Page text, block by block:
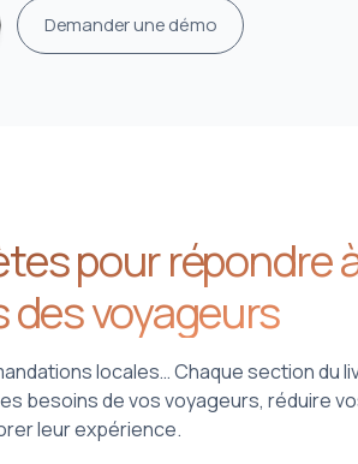
Demander une démo
pour répondre
voyageurs
locales… Chaque section du
besoins de vos voyageurs, réduire
leur expérience.